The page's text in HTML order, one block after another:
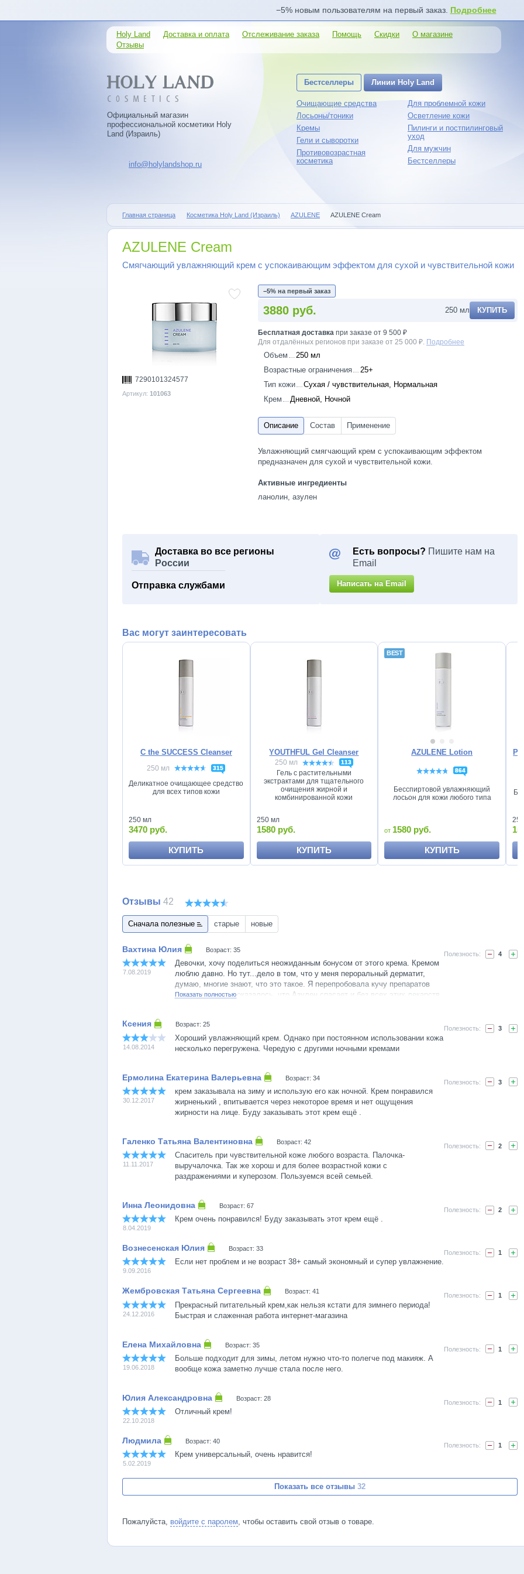
−5% новым пользователям на первый заказ. Подробнее
Holy Land Доставка и оплата Отслеживание заказа Помощь Скидки
О магазине
Отзывы
Официальный магазин
профессиональной косметики Holy
Land (Израиль)
info@holylandshop.ru
Бестселлеры Линии Holy Land
Очищающие средства
Лосьоны/тоники
Кремы
Гели и сыворотки
Противовозрастная
косметика
Для проблемной кожи
Осветление кожи
Пилинги и постпилинговый
уход
Для мужчин
Бестселлеры
Главная страница Косметика Holy Land (Израиль) AZULENE AZULENE Cream
AZULENE Cream
Смягчающий увлажняющий крем с успокаивающим эффектом для сухой и чувствительной кожи
7290101324577
Артикул: 101063
−5% на первый заказ
3880 руб. 250 мл КУПИТЬ
Бесплатная доставка при заказе от 9 500 ₽
Для отдалённых регионов при заказе от 25 000 ₽. Подробнее
Объем
250 мл
Возрастные ограничения
25+
Тип кожи
Сухая / чувствительная, Нормальная
Крем
Дневной, Ночной
Увлажняющий смягчающий крем с успокаивающим эффектом
предназначен для сухой и чувствительной кожи.
Активные ингредиенты
ланолин, азулен
Доставка во все регионы
России
Отправка службами
Есть вопросы? Пишите нам на
Email
Написать на Email
Вас могут заинтересовать
C the SUCCESS Cleanser
250 мл 315
Деликатное очищающее средство
для всех типов кожи
250 мл
3470 руб.
КУПИТЬ
YOUTHFUL Gel Cleanser
250 мл 113
Гель с растительными
экстрактами для тщательного
очищения жирной и
комбинированной кожи
250 мл
1580 руб.
КУПИТЬ
AZULENE Lotion
864
Бесспиртовой увлажняющий
лосьон для кожи любого типа
1580 руб.
КУПИТЬ
250
Отзывы 42
Сначала полезные старые новые
4
Возраст: 35
7.08.2019
Девочки, хочу поделиться неожиданным бонусом от этого крема. Кремом
люблю давно. Но тут...дело в том, что у меня пероральный дерматит,
думаю, многие знают, что это такое. Я перепробовала кучу препаратов
гормональных, а оказалось, что Азулен спасает и без всех этих лекарств.
не только для меня предназначено))
Показать полностью
3
Возраст: 25
14.08.2014
Хороший увлажняющий крем. Однако при постоянном использовании кожа
несколько перегружена. Чередую с другими ночными кремами
3
Возраст: 34
30.12.2017
крем заказывала на зиму и использую его как ночной. Крем понравился
жирненький , впитывается через некоторое время и нет ощущения
жирности на лице. Буду заказывать этот крем ещё .
2
Возраст: 42
11.11.2017
Спаситель при чувствительной коже любого возраста. Палочка-
выручалочка. Так же хорош и для более возрастной кожи с
раздражениями и куперозом. Пользуемся всей семьей.
2
Возраст: 67
8.04.2019
Крем очень понравился! Буду заказывать этот крем ещё .
1
Возраст: 33
9.09.2016
Если нет проблем и не возраст 38+ самый экономный и супер увлажнение.
1
Возраст: 41
24.12.2016
Прекрасный питательный крем,как нельзя кстати для зимнего периода!
Быстрая и слаженная работа интернет-магазина
1
Возраст: 35
19.06.2018
Больше подходит для зимы, летом нужно что-то полегче под макияж. А
вообще кожа заметно лучше стала после него.
1
Возраст: 28
22.10.2018
Отличный крем!
1
Возраст: 40
5.02.2019
Крем универсальный, очень нравится!
Показать все отзывы 32
Пожалуйста, войдите с паролем, чтобы оставить свой отзыв о товаре.